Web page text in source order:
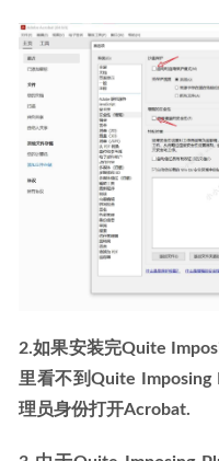
2.如果安装完Quite
里看不到Quite
理员身份打开Acrobat.